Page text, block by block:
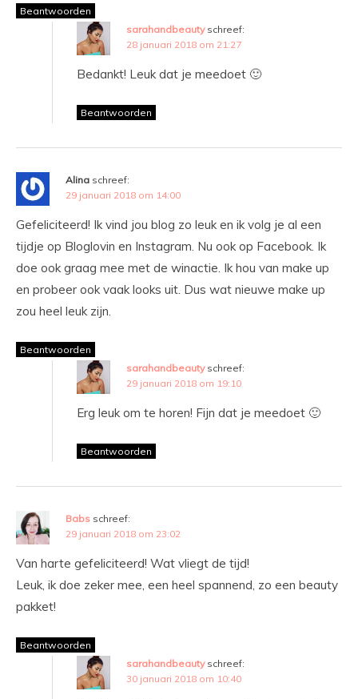
Beantwoorden
sarahandbeauty schreef:
28 januari 2018 om 21:27
Bedankt! Leuk dat je meedoet 🙂
Beantwoorden
Alina schreef:
29 januari 2018 om 14:00
Gefeliciteerd! Ik vind jou blog zo leuk en ik volg je al een
tijdje op Bloglovin en Instagram. Nu ook op Facebook. Ik
doe ook graag mee met de winactie. Ik hou van make up
en probeer ook vaak looks uit. Dus wat nieuwe make up
zou heel leuk zijn.
Beantwoorden
sarahandbeauty schreef:
29 januari 2018 om 19:10
Erg leuk om te horen! Fijn dat je meedoet 🙂
Beantwoorden
Babs schreef:
29 januari 2018 om 23:02
Van harte gefeliciteerd! Wat vliegt de tijd!
Leuk, ik doe zeker mee, een heel spannend, zo een beauty
pakket!
Beantwoorden
sarahandbeauty schreef:
30 januari 2018 om 10:40